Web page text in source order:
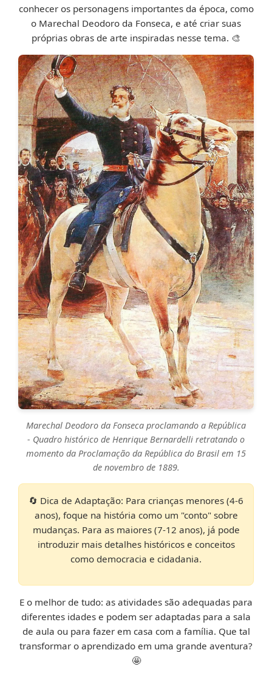
conhecer os personagens importantes da época, como
o Marechal Deodoro da Fonseca, e até criar suas
próprias obras de arte inspiradas nesse tema. 🎨
Marechal Deodoro da Fonseca proclamando a República
- Quadro histórico de Henrique Bernardelli retratando o
momento da Proclamação da República do Brasil em 15
de novembro de 1889.
🔄 Dica de Adaptação: Para crianças menores (4-6
anos), foque na história como um "conto" sobre
mudanças. Para as maiores (7-12 anos), já pode
introduzir mais detalhes históricos e conceitos
como democracia e cidadania.
E o melhor de tudo: as atividades são adequadas para
diferentes idades e podem ser adaptadas para a sala
de aula ou para fazer em casa com a família. Que tal
transformar o aprendizado em uma grande aventura?
🤩